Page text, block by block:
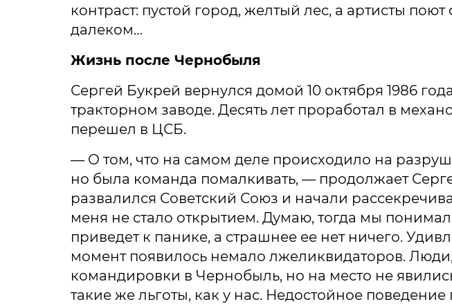
контраст: пустой город, желтый лес, а артисты
далеком…
Жизнь после Чернобыля
Сергей Букрей вернулся домой 10 октября 1986
тракторном заводе. Десять лет проработал в
перешел в ЦСБ.
— О том, что на самом деле происходило на
но была команда помалкивать, — продолжает
развалился Советский Союз и начали
меня не стало открытием. Думаю, тогда мы
приведет к панике, а страшнее ее нет ничего.
момент появилось немало лжеликвидаторов.
командировки в Чернобыль, но на место не
такие же льготы, как у нас. Недостойное